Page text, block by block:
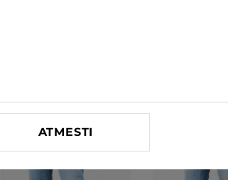
-10%
ATMESTI